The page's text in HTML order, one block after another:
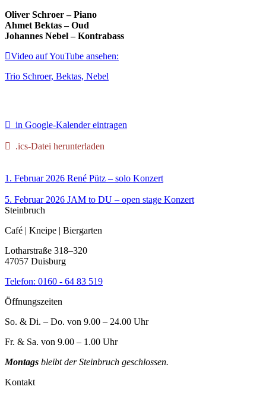
Oliver Schroer – Piano
Ahmet Bektas – Oud
Johannes Nebel – Kontrabass
Video auf YouTube ansehen:
Trio Schroer, Bektas, Nebel
in Google-Kalender eintragen
.ics-Datei herunterladen
1. Februar 2026 René Pütz – solo Konzert
5. Februar 2026 JAM to DU – open stage Konzert
Steinbruch
Café | Kneipe | Biergarten
Lotharstraße 318–320
47057 Duisburg
Telefon: 0160 - 64 83 519
Öffnungszeiten
So. & Di. – Do. von 9.00 – 24.00 Uhr
Fr. & Sa. von 9.00 – 1.00 Uhr
Montags bleibt der Steinbruch geschlossen.
Kontakt